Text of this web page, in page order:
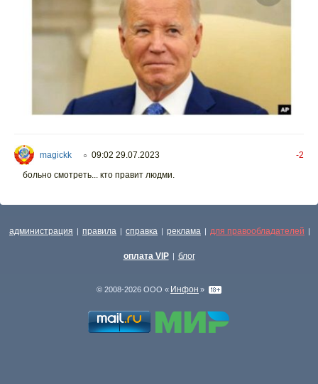
magickk ○ 09:02 29.07.2023
-2
больно смотреть... кто правит людми.
администрация | правила | справка | реклама | для правообладателей |
оплата VIP | блог
© 2008-2026 ООО « Инфон »